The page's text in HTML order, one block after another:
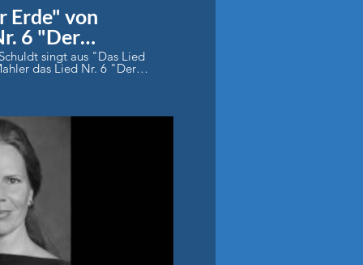
Erde" von
6 "Der
singt aus "Das Lied
das Lied Nr. 6 "Der
Video